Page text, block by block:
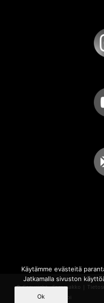
© Copyright - Sammakko |
Powered by
iQWebbi
Käytämme evästeitä
Jatkamalla sivuston
Ok